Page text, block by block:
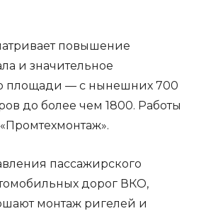
повышение
и значительное
площади — с нынешних 700
до более чем 1800. Работы
пассажирского
дорог ВКО,
монтаж ригелей и